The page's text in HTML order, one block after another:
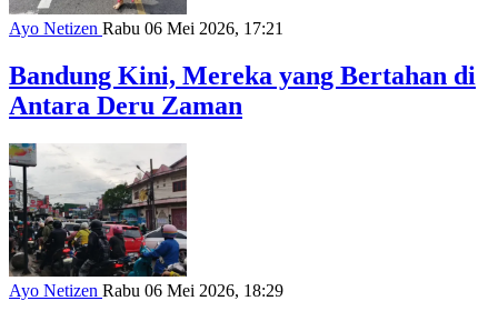
Ayo Netizen Rabu 06 Mei 2026, 17:21
Bandung Kini, Mereka yang Bertahan di
Antara Deru Zaman
Ayo Netizen Rabu 06 Mei 2026, 18:29